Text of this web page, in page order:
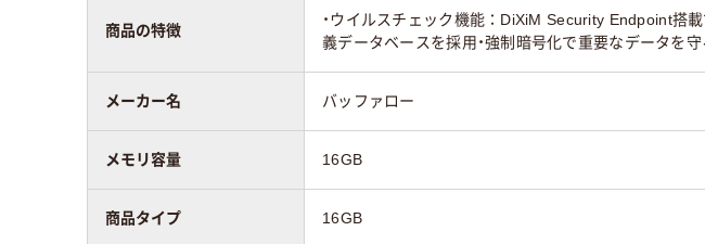
商品の特徴
・ウイルスチェック機能：DiXiM Security Endpoint搭
義データベースを採用・強制暗号化で重要なデータを守
メーカー名 バッファロー
メモリ容量 16GB
商品タイプ 16GB